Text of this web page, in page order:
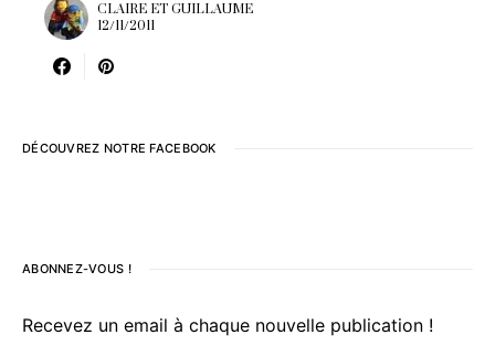
CLAIRE ET GUILLAUME
12/11/2011
DÉCOUVREZ NOTRE FACEBOOK
ABONNEZ-VOUS !
Recevez un email à chaque nouvelle publication !